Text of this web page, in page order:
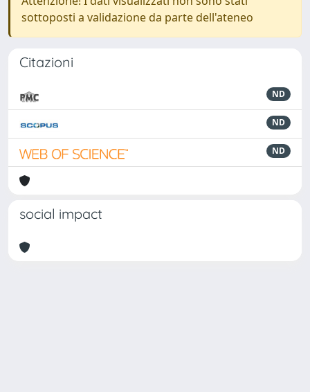
sottoposti a validazione da parte dell'ateneo
Citazioni
ND
ND
ND
social impact